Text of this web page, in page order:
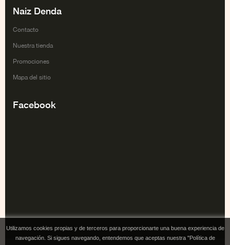
Naiz Denda
Contacto
Nuestra tienda
Promociones
Mapa del sitio
Facebook
Utilizamos cookies propias y de terceros para proporcionarte una buena experiencia de
navegación. Si sigues navegando, entendemos que aceptas nuestra "Política de